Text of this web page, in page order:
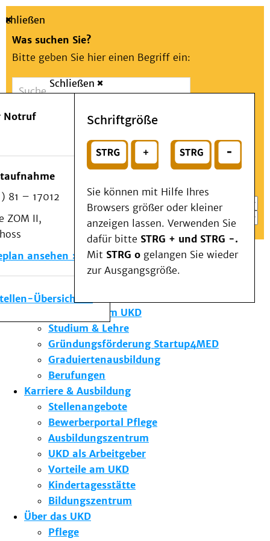
Suche
Schließen
Was suchen Sie?
Bitte geben Sie hier einen Begriff ein:
Suchen
oder
Wählen Sie ein Thema für Ihren Schnelleinstieg
Notfall
Schließen
Notruf
81 – 17012
ZOM II,
ansehen
Übersicht
Schriftgröße
Sie können mit Hilfe Ihres
Browsers größer oder kleiner
anzeigen lassen. Verwenden Sie
dafür bitte STRG + und STRG -.
Mit STRG o gelangen Sie wieder
zur Ausgangsgröße.
Menü
Patienten & Besucher
Kliniken/Institute/Zentren
Als Patient am UKD
Beratung und Unterstützung
Veranstaltungen
Kommunikation im Medizinwesen (KIM)
Notfall
Forschung & Lehre
Die Institute des UKD
Forschung am UKD
Studium & Lehre
Gründungsförderung Startup4MED
Graduiertenausbildung
Berufungen
Karriere & Ausbildung
Stellenangebote
Bewerberportal Pflege
Ausbildungszentrum
UKD als Arbeitgeber
Vorteile am UKD
Kindertagesstätte
Bildungszentrum
Über das UKD
Pflege